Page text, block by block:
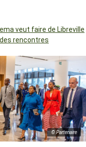
veut faire de Libreville
rencontres
© Partenaire